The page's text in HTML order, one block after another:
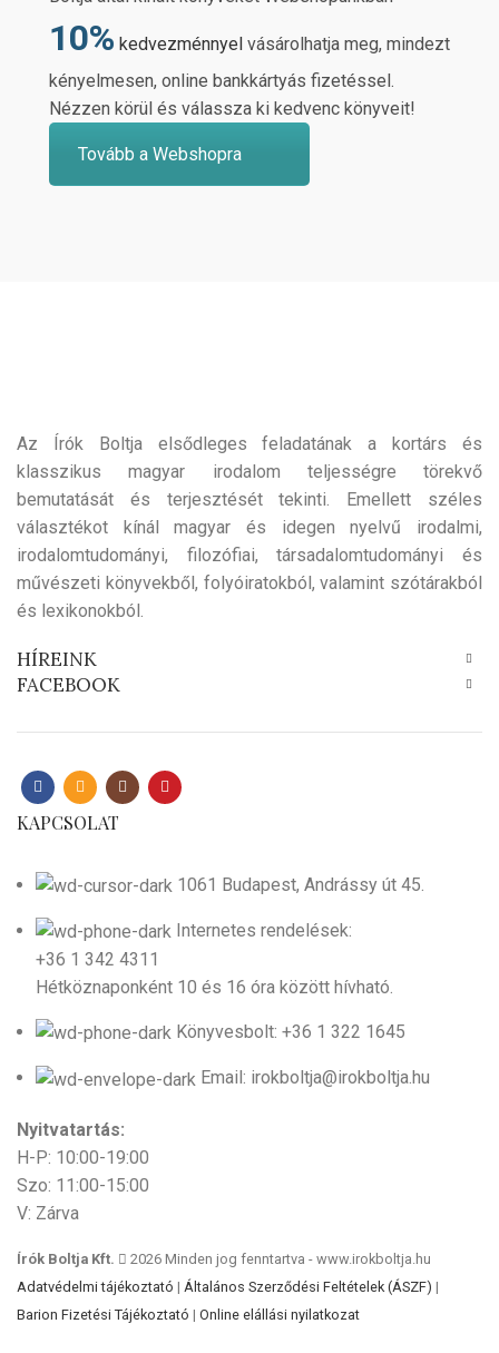
10% kedvezménnyel vásárolhatja meg, mindezt
kényelmesen, online bankkártyás fizetéssel.
Nézzen körül és válassza ki kedvenc könyveit!
Tovább a Webshopra
Az Írók Boltja elsődleges feladatának a kortárs és
klasszikus magyar irodalom teljességre törekvő
bemutatását és terjesztését tekinti. Emellett széles
választékot kínál magyar és idegen nyelvű irodalmi,
irodalomtudományi, filozófiai, társadalomtudományi és
művészeti könyvekből, folyóiratokból, valamint szótárakból
és lexikonokból.
HÍREINK
FACEBOOK
KAPCSOLAT
1061 Budapest, Andrássy út 45.
Internetes rendelések:
+36 1 342 4311
Hétköznaponként 10 és 16 óra között hívható.
Könyvesbolt: +36 1 322 1645
Email: irokboltja@irokboltja.hu
Nyitvatartás:
H-P: 10:00-19:00
Szo: 11:00-15:00
V: Zárva
Írók Boltja Kft.
2026 Minden jog fenntartva - www.irokboltja.hu
Adatvédelmi tájékoztató | Általános Szerződési Feltételek (ÁSZF) |
Barion Fizetési Tájékoztató | Online elállási nyilatkozat